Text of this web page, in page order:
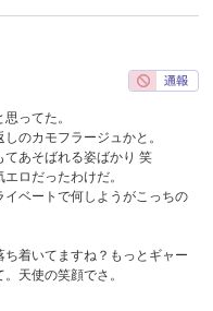
ってた。
のカモフラージュかと。
あそばれる姿ばかり 笑
ロだったわけだ。
ベートで何しようがこっちの
着いてますね？もっとギャー
天使の笑顔でさ。